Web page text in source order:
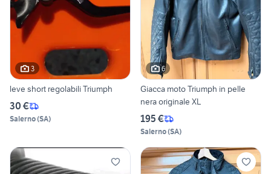
3
leve short regolabili Triumph
30 €
Salerno(SA)
6
Giacca moto Triumph in pelle
nera originale XL
195 €
Salerno(SA)